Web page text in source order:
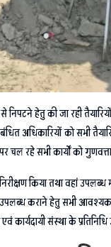
हेतु की जा रही
अधिकारियों को सभी
चल रहे सभी कार्यों को
किया तथा वहां
कराने हेतु सभी आवश्यक
कार्यदायी संस्था के प्रतिनिधि